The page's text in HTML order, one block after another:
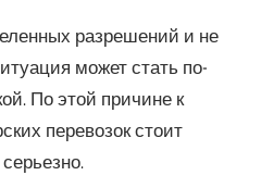
разрешений и не
может стать по-
По этой причине к
перевозок стоит